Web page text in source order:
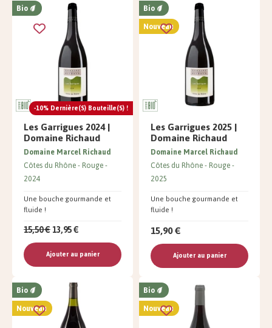
-10% Dernière(s) Bouteille(s) !
Bio
Les Garrigues 2024 |
Domaine Richaud
Une bouche gourmande et
fluide !
Domaine Marcel Richaud
Côtes du Rhône Rouge
2024
15,50 €13,95 €
Ajouter au panier
Bio
Nouveau
Les Garrigues 2025 |
Domaine Richaud
Une bouche gourmande et
fluide !
Domaine Marcel Richaud
Côtes du Rhône Rouge
2025
15,90 €
Ajouter au panier
Bio
Nouveau
Bio
Nouveau